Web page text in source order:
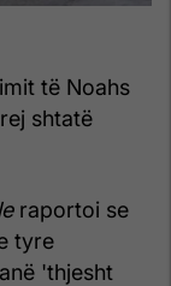
të Noahs
shtatë
raportoi se
tyre
'thjesht